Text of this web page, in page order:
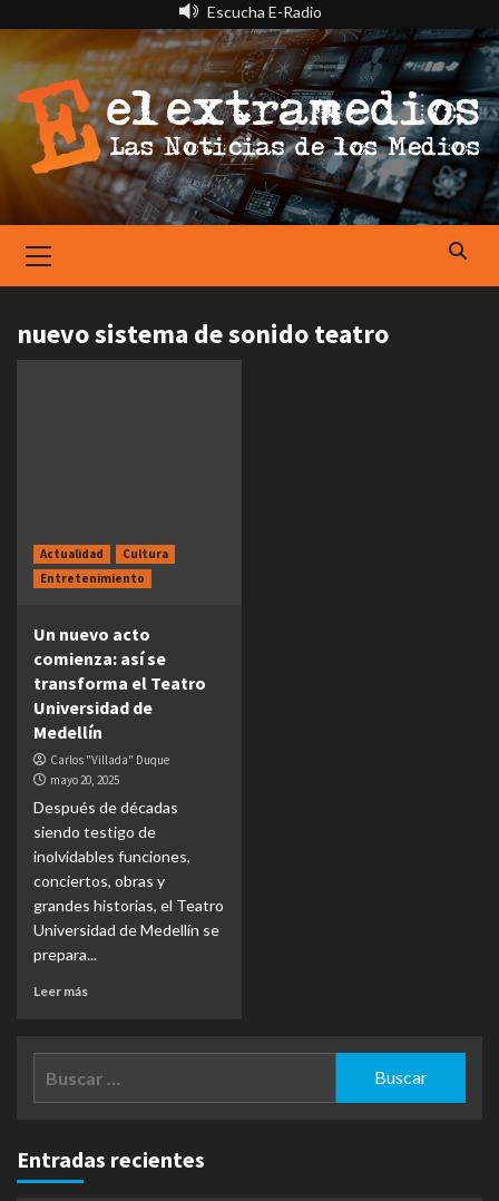
contenido
Escucha E-Radio
Menu
nuevo sistema de sonido teatro
Actualidad
Cultura
Entretenimiento
Un nuevo acto
comienza: así se
transforma el Teatro
Universidad de
Medellín
Carlos "Villada" Duque
mayo 20, 2025
Después de décadas
siendo testigo de
inolvidables funciones,
conciertos, obras y
grandes historias, el Teatro
Universidad de Medellín se
prepara...
Leer más
Entradas recientes